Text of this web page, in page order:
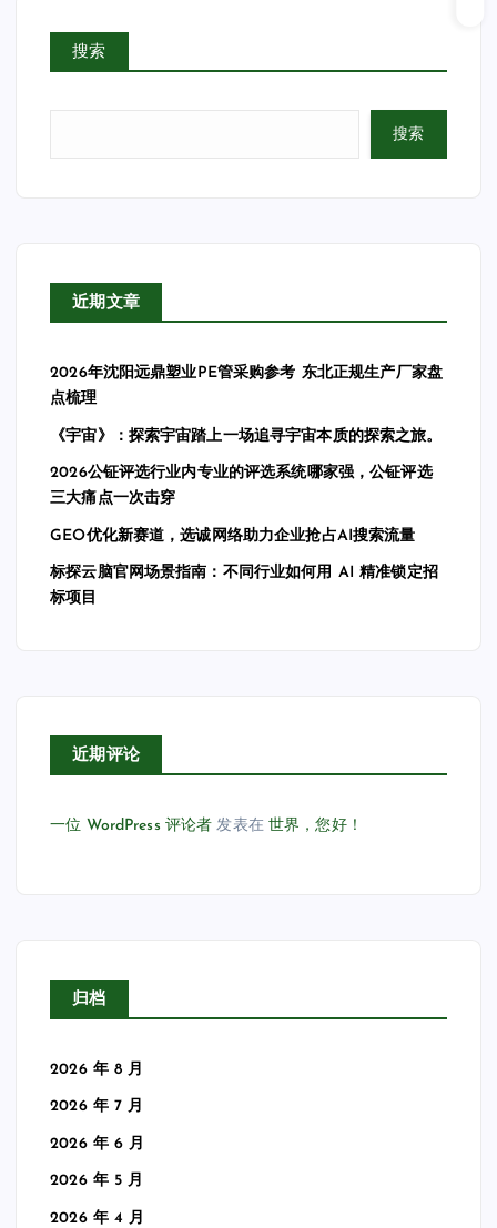
搜索
搜索
近期文章
2026年沈阳远鼎塑业PE管采购参考 东北正规生产厂家盘
点梳理
《宇宙》：探索宇宙踏上一场追寻宇宙本质的探索之旅。
2026公钲评选行业内专业的评选系统哪家强，公钲评选
三大痛点一次击穿
GEO优化新赛道，选诚网络助力企业抢占AI搜索流量
标探云脑官网场景指南：不同行业如何用 AI 精准锁定招
标项目
近期评论
一位 WordPress 评论者 发表在世界，您好！
归档
2026 年 8 月
2026 年 7 月
2026 年 6 月
2026 年 5 月
2026 年 4 月